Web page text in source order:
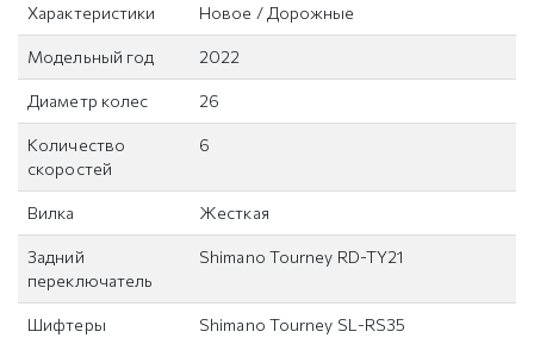
Характеристики
Новое / Дорожные
Модельный год 2022
Диаметр колес 26
Количество
скоростей
6
Вилка Жесткая
Задний
переключатель
Shimano Tourney RD-TY21
Шифтеры Shimano Tourney SL-RS35